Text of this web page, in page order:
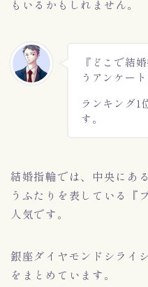
もいるかもしれません。
『どこで結
うアンケート
ランキング1
す。
結婚指輪では、中央にあ
うふたりを表している
人気です。
銀座ダイヤモンドシライ
をまとめています。